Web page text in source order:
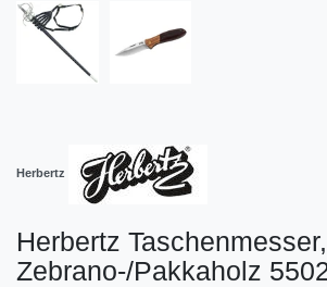
Herbertz
Herbertz Taschenmesser,
Zebrano-/Pakkaholz